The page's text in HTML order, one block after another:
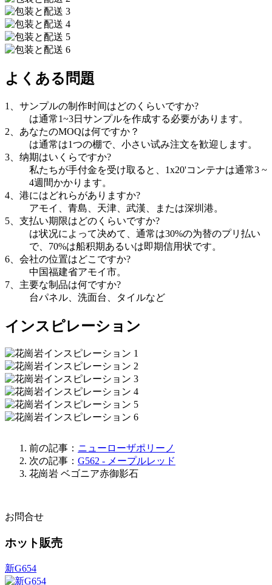
よくある問題
1、サンプルの制作时间はどのくらいですか?
は通常1~3日サンプルを作成する必要があります。
2、あなたのMOQは何ですか？
は通常は1つの棚で、小さい试み注文を歓迎します。
3、纳期はいくらですか?
私たちが手付金を受け取ると、1x20'コンテナは通常3 ~
4週間かかります。
4、港にはどれらがありますか?
アモイ、青島、天津、武漢、または深圳港。
5、支払い期限はどのくらいですか?
は状况によって决めて、通常は30%の为替のプリ払い
で、70%は船积期あるいは即期信用状です。
6、会社の位置はどこですか?
中国福建省アモイ市。
7、主要な制品は何ですか?
台パネル、洗面台、タイルなど
インスピレーション
前の記事： ニューローザポリーノ
次の記事： G562 - メープルレッド
花崗岩 ベゴニア赤御影石
お問合せ
ホット販売
新G654